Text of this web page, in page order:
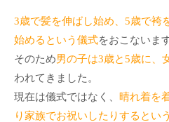
3歳で髪を伸ばし始め、5歳で袴
始めるという儀式をおこないます
そのため男の子は3歳と5歳に、
われてきました。
現在は儀式ではなく、 晴れ着を
り家族でお祝いしたりするとい